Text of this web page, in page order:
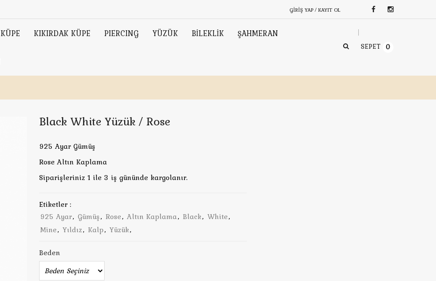
GIRIŞ YAP / KAYIT OL
KÜPE KIKIRDAK KÜPE PIERCING YÜZÜK BİLEKLİK ŞAHMERAN
SEPET 0
Black White Yüzük / Rose
925 Ayar Gümüş
Rose Altın Kaplama
Siparişleriniz 1 ile 3 iş gününde kargolanır.
Etiketler :
925 Ayar, Gümüş, Rose, Altın Kaplama, Black, White,
Mine, Yıldız, Kalp, Yüzük,
Beden